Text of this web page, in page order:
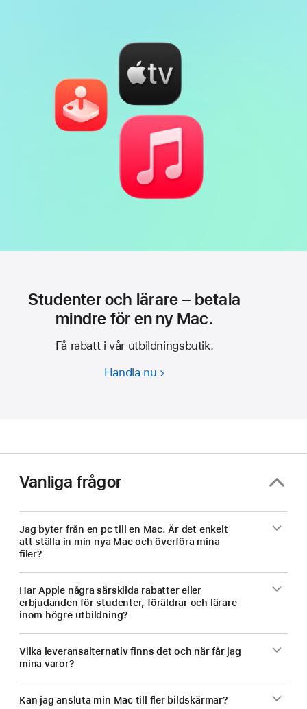
Studenter och lärare – betala
mindre för en ny Mac.
Få rabatt i vår utbildningsbutik.
Handla nu Studenter
mindre
ny
Mac.
Vanliga frågor
Jag byter från en pc till en Mac. Är det enkelt
att ställa in min nya Mac och överföra mina
filer?
Har Apple några särskilda rabatter eller
erbjudanden för studenter, föräldrar och lärare
inom högre utbildning?
Vilka leveransalternativ finns det och när får jag
mina varor?
Kan jag ansluta min Mac till fler bildskärmar?